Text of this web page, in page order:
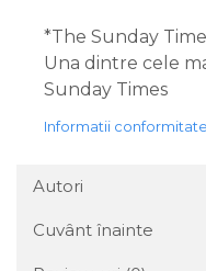
*The Sunday
Una dintre cele
Sunday Times
Informatii
Autori
Cuvânt înainte